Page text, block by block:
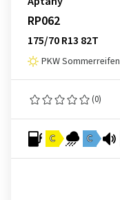
RP062
175/70 R13 82T
PKW Sommerreifen
(0)
C C